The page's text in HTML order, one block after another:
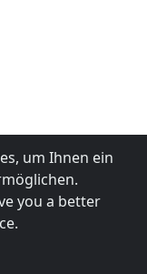
um Ihnen ein
you a better